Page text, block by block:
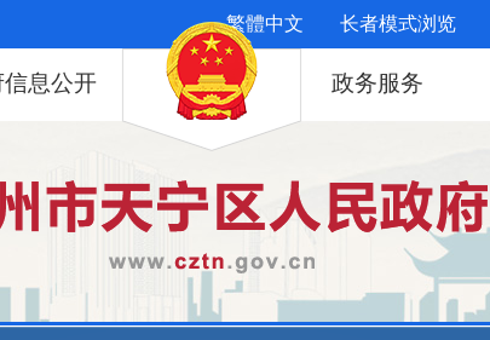
繁體中文 长者模式浏览
息公开 政务服务